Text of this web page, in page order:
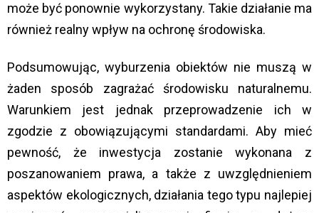
może być ponownie wykorzystany. Takie działanie ma
również realny wpływ na ochronę środowiska.
Podsumowując, wyburzenia obiektów nie muszą w
żaden sposób zagrażać środowisku naturalnemu.
Warunkiem jest jednak przeprowadzenie ich w
zgodzie z obowiązującymi standardami. Aby mieć
pewność, że inwestycja zostanie wykonana z
poszanowaniem prawa, a także z uwzględnieniem
aspektów ekologicznych, działania tego typu najlepiej